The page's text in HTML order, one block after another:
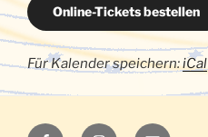
Online-Tickets bestellen
Für Kalender speichern:iCal